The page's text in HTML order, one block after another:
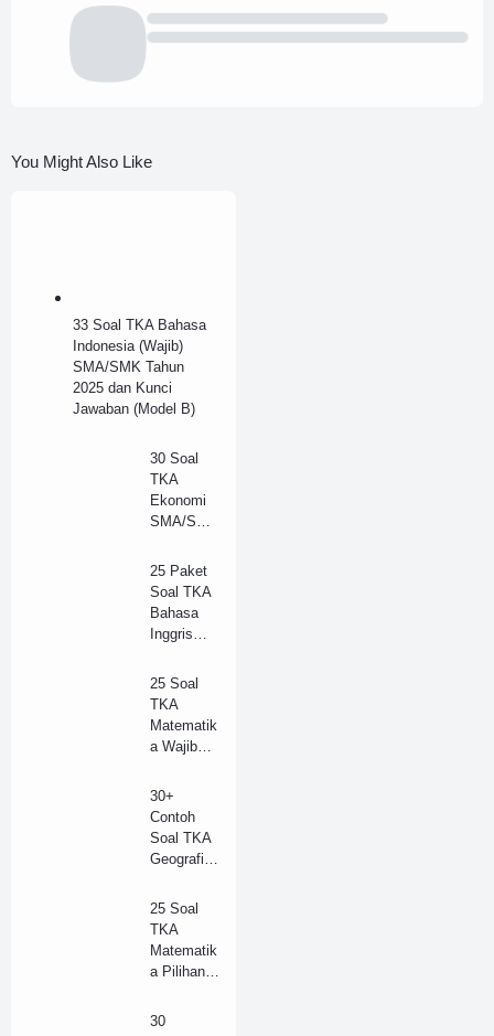
You Might Also Like
33 Soal TKA Bahasa
Indonesia (Wajib)
SMA/SMK Tahun
2025 dan Kunci
Jawaban (Model B)
30 Soal
TKA
Ekonomi
SMA/SM
2025 dan
Kunci
Jawaban
(B)
25 Paket
Soal TKA
Bahasa
Inggris
SMA/SM
K 2025 +
Kunci
Jawaban
(Model B)
25 Soal
TKA
Matematik
a Wajib
Tahun
2025 +
Kunci
Jawaban
Lengkap
30+
Contoh
Soal TKA
Geografi
K Tahun
2025 dan
Kunci
Jawaban
25 Soal
TKA
Matematik
a Pilihan
Tahun
30